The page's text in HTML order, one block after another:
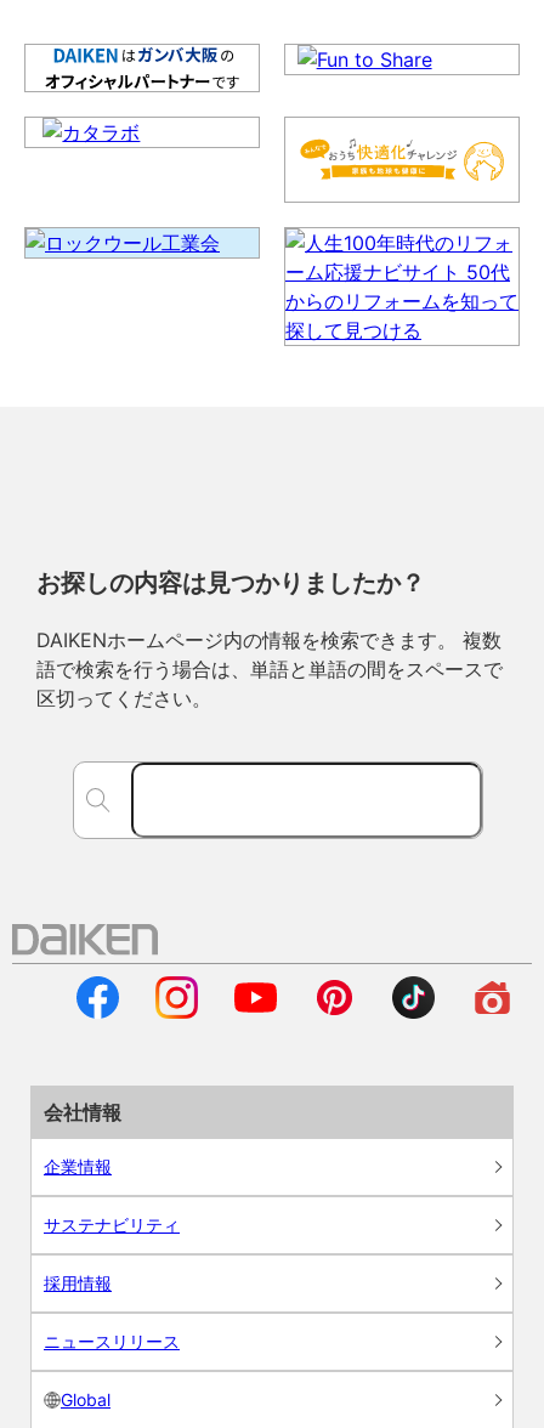
お探しの内容は見つかりましたか？
DAIKENホームページ内の情報を検索できます。 複数
語で検索を行う場合は、単語と単語の間をスペースで
区切ってください。
会社情報
企業情報
サステナビリティ
採用情報
ニュースリリース
Global